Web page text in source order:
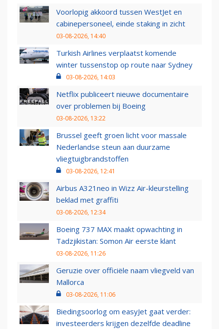
Voorlopig akkoord tussen WestJet en
cabinepersoneel, einde staking in zicht
03-08-2026, 14:40
Turkish Airlines verplaatst komende
winter tussenstop op route naar Sydney
03-08-2026, 14:03
Netflix publiceert nieuwe documentaire
over problemen bij Boeing
03-08-2026, 13:22
Brussel geeft groen licht voor massale
Nederlandse steun aan duurzame
vliegtuigbrandstoffen
03-08-2026, 12:41
Airbus A321neo in Wizz Air-kleurstelling
beklad met graffiti
03-08-2026, 12:34
Boeing 737 MAX maakt opwachting in
Tadzjikistan: Somon Air eerste klant
03-08-2026, 11:26
Geruzie over officiële naam vliegveld van
Mallorca
03-08-2026, 11:06
Biedingsoorlog om easyJet gaat verder:
investeerders krijgen dezelfde deadline